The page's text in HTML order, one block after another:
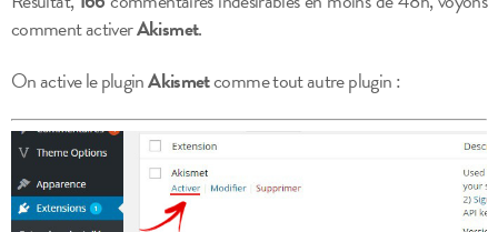
comment activerAkismet.
On active le pluginAkismetcomme tout autre plugin :